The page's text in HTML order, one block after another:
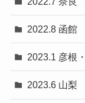
2022.8 函館
2023.1 彦根
2023.6 山梨